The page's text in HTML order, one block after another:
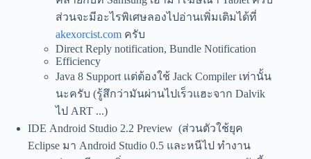
ส่วนจะมีอะไรพิเศษลองไปอ่านเพิ่มเติมได้ที่
akexorcist.com ครับ
Direct Reply notification, Bundle Notification
Efficiency
Java 8 Support แต่ต้องใช้ Jack Compiler เท่านั้น
นะครับ (รู้สึกว่ามันผ่านไปเร็วแฮะจาก Dalvik
ไป ART ...)
IDE Android Studio 2.2 Preview (ส่วนตัวใช้ยุค
Eclipse มา Android Studio 0.5 และหนีไป ทำงาน